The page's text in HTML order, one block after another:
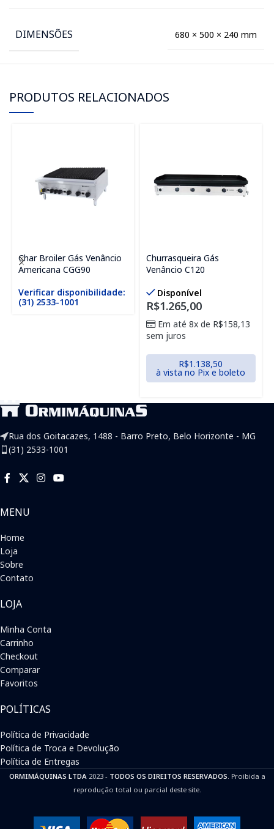
DIMENSÕES 680 × 500 × 240 mm
PRODUTOS RELACIONADOS
Char Broiler Gás Venâncio
Americana CGG90
Verificar disponibilidade:
(31) 2533-1001
Churrasqueira Gás
Venâncio C120
Disponível
R$1.265,00
Em até 8x de R$158,13
sem juros
R$1.138,50
à vista no Pix e boleto
Rua dos Goitacazes, 1488 - Barro Preto, Belo Horizonte - MG
(31) 2533-1001
MENU
Home
Loja
Sobre
Contato
LOJA
Minha Conta
Carrinho
Checkout
Comparar
Favoritos
POLÍTICAS
Política de Privacidade
Política de Troca e Devolução
Política de Entregas
ORMIMÁQUINAS LTDA2023 - TODOS OS DIREITOS RESERVADOS. Proibida a
reprodução total ou parcial deste site.